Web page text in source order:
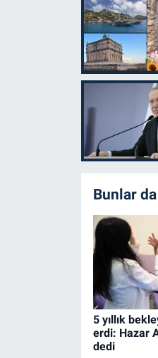
Bunlar
5 yıllık
erdi: Hazar
dedi